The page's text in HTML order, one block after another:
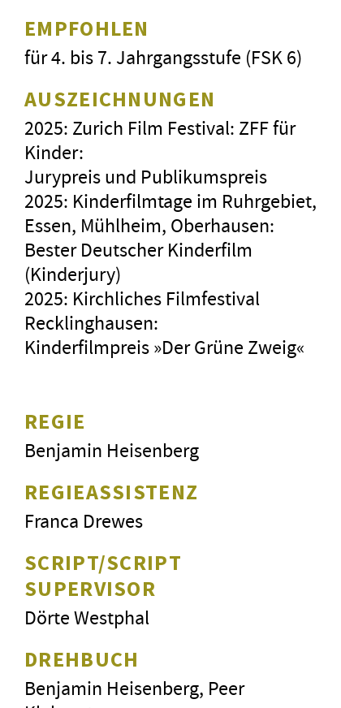
EMPFOHLEN
für 4. bis 7. Jahrgangsstufe (FSK 6)
AUSZEICHNUNGEN
2025: Zurich Film Festival: ZFF für
Kinder:
Jurypreis und Publikumspreis
2025: Kinderfilmtage im Ruhrgebiet,
Essen, Mühlheim, Oberhausen:
Bester Deutscher Kinderfilm
(Kinderjury)
2025: Kirchliches Filmfestival
Recklinghausen:
Kinderfilmpreis »Der Grüne Zweig«
REGIE
Benjamin Heisenberg
REGIEASSISTENZ
Franca Drewes
SCRIPT/SCRIPT
SUPERVISOR
Dörte Westphal
DREHBUCH
Benjamin Heisenberg, Peer